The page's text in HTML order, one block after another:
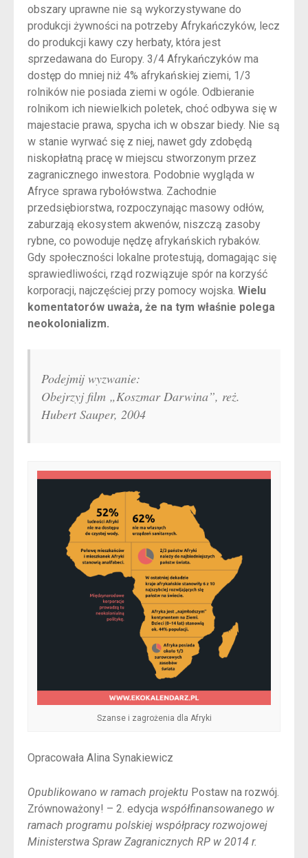
obszary uprawne nie są wykorzystywane do
produkcji żywności na potrzeby Afrykańczyków, lecz
do produkcji kawy czy herbaty, która jest
sprzedawana do Europy. 3/4 Afrykańczyków ma
dostęp do mniej niż 4% afrykańskiej ziemi, 1/3
rolników nie posiada ziemi w ogóle. Odbieranie
rolnikom ich niewielkich poletek, choć odbywa się w
majestacie prawa, spycha ich w obszar biedy. Nie są
w stanie wyrwać się z niej, nawet gdy zdobędą
niskopłatną pracę w miejscu stworzonym przez
zagranicznego inwestora. Podobnie wygląda w
Afryce sprawa rybołówstwa. Zachodnie
przedsiębiorstwa, rozpoczynając masowy odłów,
zaburzają ekosystem akwenów, niszczą zasoby
rybne, co powoduje nędzę afrykańskich rybaków.
Gdy społeczności lokalne protestują, domagając się
sprawiedliwości, rząd rozwiązuje spór na korzyść
korporacji, najczęściej przy pomocy wojska. Wielu
komentatorów uważa, że na tym właśnie polega
neokolonializm.
Podejmij wyzwanie:
Obejrzyj film „Koszmar Darwina”, reż.
Hubert Sauper, 2004
Szanse i zagrożenia dla Afryki
Opracowała Alina Synakiewicz
Opublikowano w ramach projektu Postaw na rozwój.
Zrównoważony! – 2. edycja współfinansowanego w
ramach programu polskiej współpracy rozwojowej
Ministerstwa Spraw Zagranicznych RP w 2014 r.